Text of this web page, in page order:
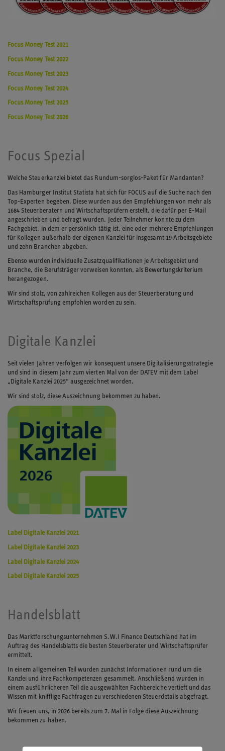
Focus Money Test 2021
Focus Money Test 2022
Focus Money Test 2023
Focus Money Test 2024
Focus Money Test 2025
Focus Money Test 2026
Focus Spezial
Welche Steuerkanzlei bietet das Rundum-sorglos-Paket für Mandanten?
Das Hamburger Institut Statista hat sich für FOCUS auf die Suche nach den
Top-Experten begeben. Diese wurden aus den Empfehlungen von mehr als
1684 Steuerberatern und Wirtschaftsprüfern erstellt, die dafür per E-Mail
angeschrieben und befragt wurden. Jeder Teilnehmer konnte zu dem
Fachgebiet, in dem er persönlich tätig ist, eine oder mehrere Empfehlungen
für Kollegen außerhalb der eigenen Kanzlei für insgesamt 19 Arbeitsgebiete
und zehn Branchen abgeben.
Ebenso wurden individuelle Zusatzqualifikationen je Arbeitsgebiet und
Branche, die Berufsträger vorweisen konnten, als Bewertungskriterium
herangezogen.
Wir sind stolz, von zahlreichen Kollegen aus der Steuerberatung und
Wirtschaftsprüfung empfohlen worden zu sein.
Digitale Kanzlei
Seit vielen Jahren verfolgen wir konsequent unsere Digitalisierungsstrategie
und sind in diesem Jahr zum vierten Mal von der DATEV mit dem Label
„Digitale Kanzlei 2025“ ausgezeichnet worden.
Wir sind stolz, diese Auszeichnung bekommen zu haben.
Label Digitale Kanzlei 2021
Label Digitale Kanzlei 2023
Label Digitale Kanzlei 2024
Label Digitale Kanzlei 2025
Handelsblatt
Das Marktforschungsunternehmen S.W.I Finance Deutschland hat im
Auftrag des Handelsblatts die besten Steuerberater und Wirtschaftsprüfer
ermittelt.
In einem allgemeinen Teil wurden zunächst Informationen rund um die
Kanzlei und ihre Fachkompetenzen gesammelt. Anschließend wurden in
einem ausführlicheren Teil die ausgewählten Fachbereiche vertieft und das
Wissen mit knifflige Fachfragen zu verschiedenen Steuerdetails abgefragt.
Wir freuen uns, in 2026 bereits zum 7. Mal in Folge diese Auszeichnung
bekommen zu haben.